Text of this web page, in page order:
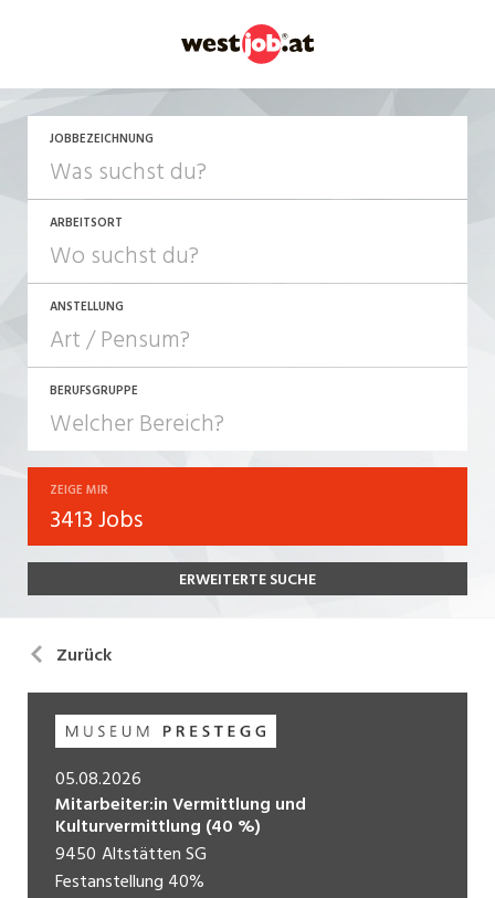
JOBBEZEICHNUNG
ARBEITSORT
ANSTELLUNG
JOB-TYP
Festanstellung
Temporär (befristet)
Praktikum
Lehrstelle
Ferienjob
POSITION
Führungsposition
BERUFSGRUPPE
Bank, Versicherung
Bau, Handwerk, Elektro
Bildung, Kunst, Design, Soziale Berufe, Sport
Einkauf, Logistik, Transport, Verkehr
Engineering, Technik, Architektur
Finanzen, Controlling, Treuhand, Recht
Gartenbau, Landwirtschaft, Forstwirtschaft
ZEIGE MIR
3413 Jobs
ERWEITERTE SUCHE
Zurück
05.08.2026
Mitarbeiter:in Vermittlung und
Kulturvermittlung (40 %)
9450 Altstätten SG
Festanstellung 40%